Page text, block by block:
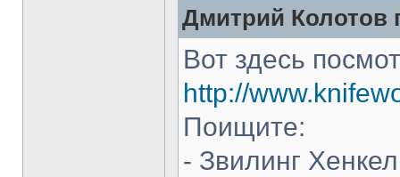
Дмитрий Колотов
Вот здесь
http://
Поищите:
- Звилинг